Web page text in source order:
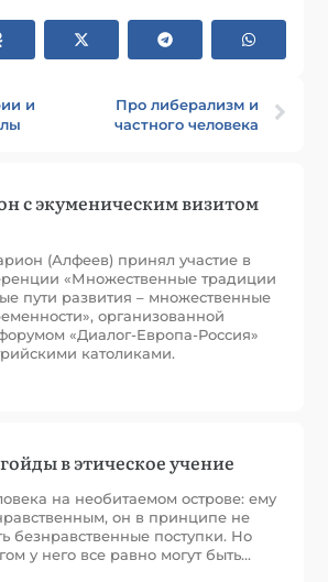
и
Про либерализм и
частного человека
с экуменическим визитом
(Алфеев) принял участие в
«Множественные традиции
пути развития – множественные
организованной
«Диалог-Европа-Россия»
католиками.
в этическое учение
на необитаемом острове: ему
он в принципе не
безнравственные поступки. Но
у него все равно могут быть…